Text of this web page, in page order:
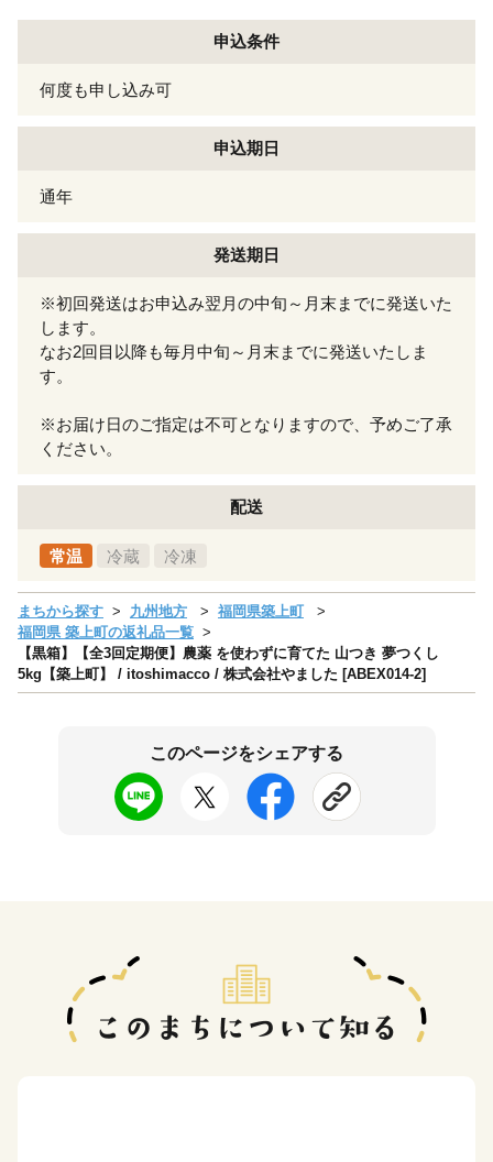
申込条件
何度も申し込み可
申込期日
通年
発送期日
※初回発送はお申込み翌月の中旬～月末までに発送いた
します。
なお2回目以降も毎月中旬～月末までに発送いたしま
す。
※お届け日のご指定は不可となりますので、予めご了承
ください。
配送
常温 冷蔵 冷凍
まちから探す 九州地方
福岡県築上町
福岡県 築上町の返礼品一覧
【黒箱】【全3回定期便】農薬 を使わずに育てた 山つき 夢つくし
5kg【築上町】 / itoshimacco / 株式会社やました [ABEX014-2]
このページをシェアする